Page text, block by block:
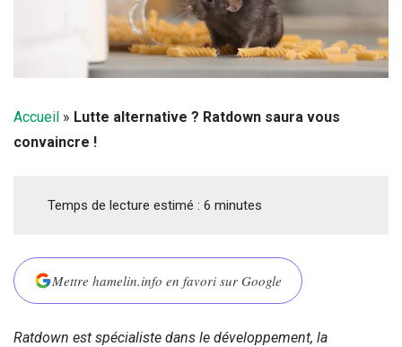
Accueil » Lutte alternative ? Ratdown saura vous
convaincre !
Temps de lecture estimé : 6 minutes
Mettre hamelin.info en favori sur Google
Ratdown est spécialiste dans le développement, la